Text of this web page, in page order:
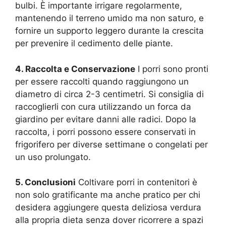
bulbi. È importante irrigare regolarmente,
mantenendo il terreno umido ma non saturo, e
fornire un supporto leggero durante la crescita
per prevenire il cedimento delle piante.
4. Raccolta e Conservazione I porri sono pronti
per essere raccolti quando raggiungono un
diametro di circa 2-3 centimetri. Si consiglia di
raccoglierli con cura utilizzando un forca da
giardino per evitare danni alle radici. Dopo la
raccolta, i porri possono essere conservati in
frigorifero per diverse settimane o congelati per
un uso prolungato.
5. Conclusioni Coltivare porri in contenitori è
non solo gratificante ma anche pratico per chi
desidera aggiungere questa deliziosa verdura
alla propria dieta senza dover ricorrere a spazi